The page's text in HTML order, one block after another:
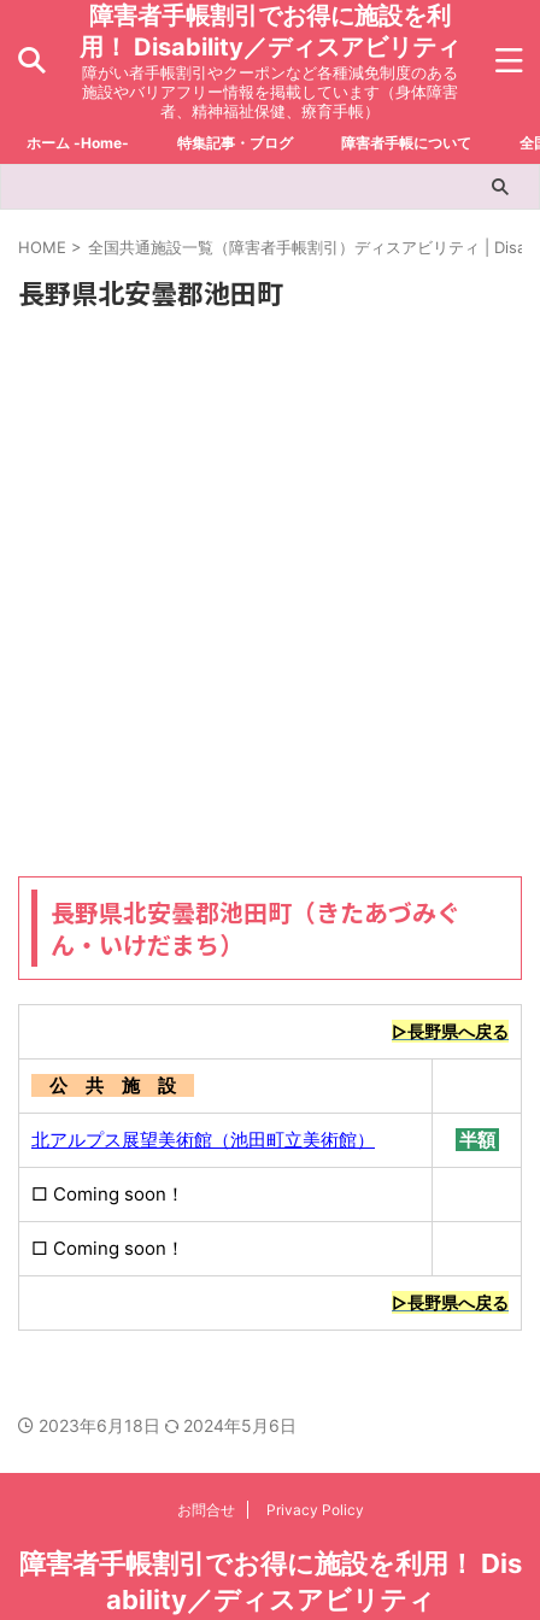
障害者手帳割引でお得に施設を利
用！ Disability／ディスアビリティ
障がい者手帳割引やクーポンなど各種減免制度のある
施設やバリアフリー情報を掲載しています（身体障害
者、精神福祉保健、療育手帳）
ホーム -Home- 特集記事・ブログ 障害者手帳について 全
HOME > 全国共通施設一覧（障害者手帳割引）ディスアビリティ |
長野県北安曇郡池田町
長野県北安曇郡池田町（きたあづみぐ
ん・いけだまち）
▷長野県へ戻る
公 共 施 設
北アルプス展望美術館（池田町立美術館） 半額
□ Coming soon！
□ Coming soon！
▷長野県へ戻る
2023年6月18日 2024年5月6日
お問合せ Privacy Policy
障害者手帳割引でお得に施設を利用！ Dis
ability／ディスアビリティ